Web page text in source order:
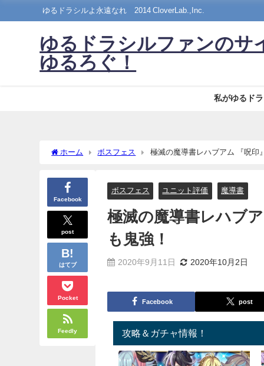
ゆるドラシルよ永遠なれ©2014 CloverLab.,Inc.
ゆるドラシルファンのサ
ゆるろぐ！
私がゆるド
ホーム ボスフェス 極滅の魔
Facebook
post
はてブ
Pocket
Feedly
ボスフェス ユニット評価 魔導書
極滅の魔導書レハブ
も鬼強！
2020年9月11日 2020年10月2日
Facebook post
攻略＆ガチャ情報！